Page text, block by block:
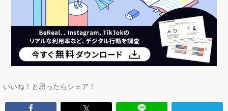
いいね！と思ったらシェア！